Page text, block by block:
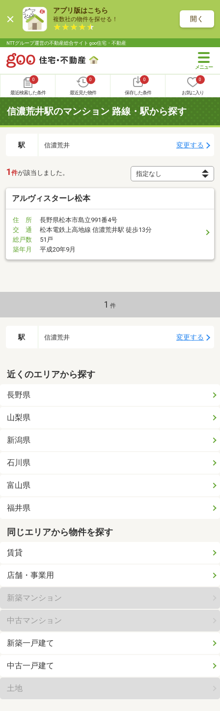
アプリ版はこちら
複数社の物件を探せる！ 開く
NTTグループ運営の不動産総合サイト goo住宅・不動産
0
最近検索した条件
0
最近見た物件
0
保存した条件
0
お気に入り
信濃荒井駅のマンション 路線・駅から探す
駅 信濃荒井 変更する
1 件が該当しました。
アルヴィスターレ松本
住 所
長野県松本市島立991番4号
交 通
松本電鉄上高地線 信濃荒井駅 徒歩13分
総戸数
51戸
築年月
平成20年9月
1 件
駅 信濃荒井 変更する
近くのエリアから探す
長野県
山梨県
新潟県
石川県
富山県
福井県
同じエリアから物件を探す
賃貸
店舗・事業用
新築マンション
中古マンション
新築一戸建て
中古一戸建て
土地